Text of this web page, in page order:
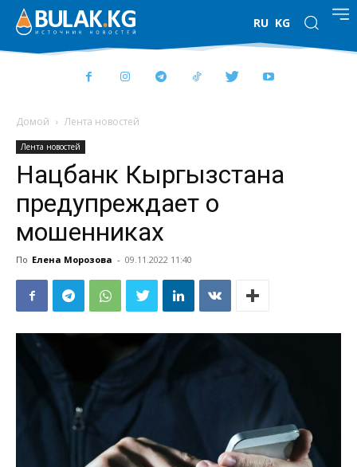
RU KG
Домой Лента новостей
Лента новостей
Нацбанк Кыргызстана
предупреждает о
мошенниках
По Елена Морозова - 09.11.2022 11:40